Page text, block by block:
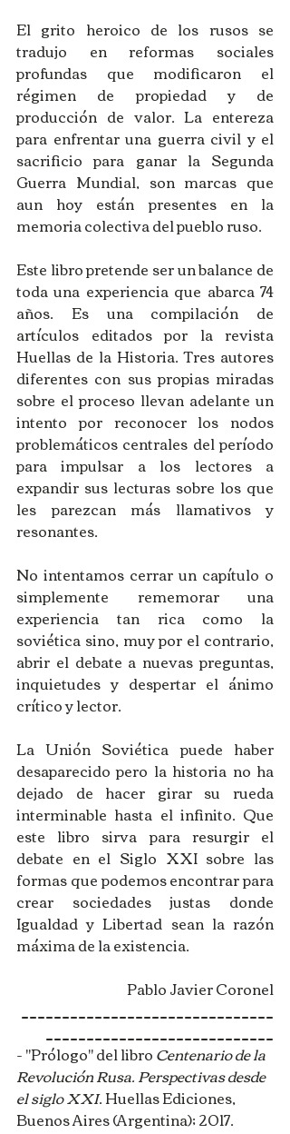
El grito heroico de los rusos se
tradujo en reformas sociales
profundas que modificaron el
régimen de propiedad y de
producción de valor. La entereza
para enfrentar una guerra civil y el
sacrificio para ganar la Segunda
Guerra Mundial, son marcas que
aun hoy están presentes en la
memoria colectiva del pueblo ruso.
Este libro pretende ser un balance de
toda una experiencia que abarca 74
años. Es una compilación de
artículos editados por la revista
Huellas de la Historia. Tres autores
diferentes con sus propias miradas
sobre el proceso llevan adelante un
intento por reconocer los nodos
problemáticos centrales del período
para impulsar a los lectores a
expandir sus lecturas sobre los que
les parezcan más llamativos y
resonantes.
No intentamos cerrar un capítulo o
simplemente rememorar una
experiencia tan rica como la
soviética sino, muy por el contrario,
abrir el debate a nuevas preguntas,
inquietudes y despertar el ánimo
crítico y lector.
La Unión Soviética puede haber
desaparecido pero la historia no ha
dejado de hacer girar su rueda
interminable hasta el infinito. Que
este libro sirva para resurgir el
debate en el Siglo XXI sobre las
formas que podemos encontrar para
crear sociedades justas donde
Igualdad y Libertad sean la razón
máxima de la existencia.
Pablo Javier Coronel
_______________________________
____________________________
- "Prólogo" del libro Centenario de la
Revolución Rusa. Perspectivas desde
el siglo XXI. Huellas Ediciones,
Buenos Aires (Argentina); 2017.